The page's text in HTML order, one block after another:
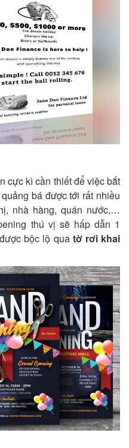
cực kì cần thiết để việc bắt
bá được tới rất nhiều
nhà hàng, quán nước,…
thú vị sẽ hấp dẫn 1
bộc lộ qua tờ rơi khai